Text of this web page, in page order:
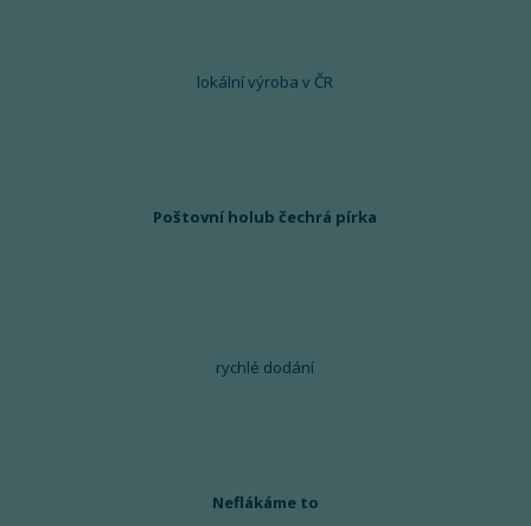
lokální výroba v ČR
Poštovní holub čechrá pírka
rychlé dodání
Neflákáme to